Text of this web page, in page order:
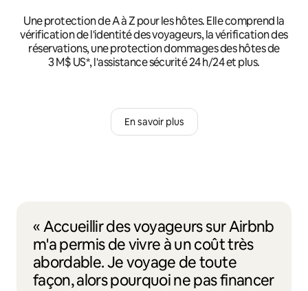
Une protection de A à Z pour les hôtes. Elle comprend la
vérification de l'identité des voyageurs, la vérification des
réservations, une protection dommages des hôtes de
3 M$ US*, l'assistance sécurité 24 h/24 et plus.
En savoir plus
« Accueillir des voyageurs sur Airbnb
m'a permis de vivre à un coût très
abordable. Je voyage de toute
façon, alors pourquoi ne pas financer